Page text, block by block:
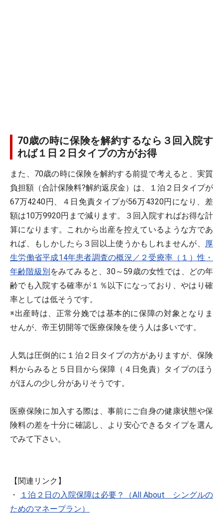
70歳の時に保険を解約するなら３回入院す
れば１日２日タイプの方がお得
また、70歳の時に保険を解約する前提で考えると、実質
負担額（合計保険料?解約返戻金）は、１泊２日タイプが
67万4240円、４日免責タイプが56万4320円になり、差
額は10万9920円まで減ります。３回入院すればお得な計
算になります。これから出産を控えているような方であ
れば、もしかしたら３回以上使うかもしれませんが、 厚
生労働省平成14年患者調査の概況／２受療率（１）性・
年齢階級別をみてみると、30～59歳の女性では、どの年
齢でも入院する確率が１％以下になっており、やはり確
率としては低そうです。
※出産時は、正常分娩では基本的に保障の対象となりま
せんが、帝王切開等で医療保険を使う人は多いです。
人気は圧倒的に１泊２日タイプの方がありますが、保険
料からみると５日目から保障（４日免責）タイプのほう
がほんの少し分がありそうです。
医療保険に加入する際は、事前にご自身の健康状態や保
険料の差を十分に確認し、より安心できるタイプを選ん
でみて下さい。
【関連リンク】
・
１泊２日の入院保障は必要？（All About シングルの
ためのマネープラン）